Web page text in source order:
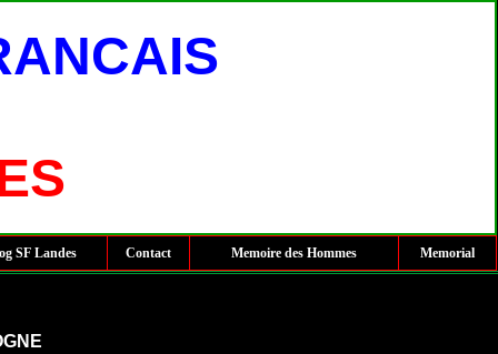
SF Landes Contact Memoire des Hommes Memorial